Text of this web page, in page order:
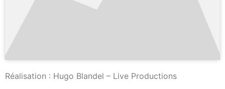
Réalisation : Hugo Blandel – Live Productions